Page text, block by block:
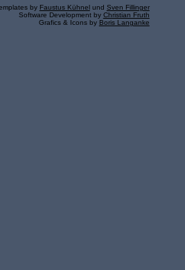
by Faustus Kühnel und Sven Fillinger
Software Development by Christian Fruth
Grafics & Icons by Boris Langanke